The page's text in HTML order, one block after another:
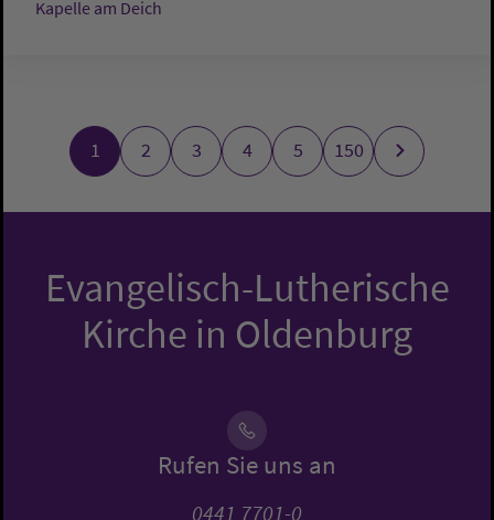
Kapelle am Deich
1 2 3 4 5 150
Evangelisch-Lutherische
Kirche in Oldenburg
Rufen Sie uns an
0441 7701-0